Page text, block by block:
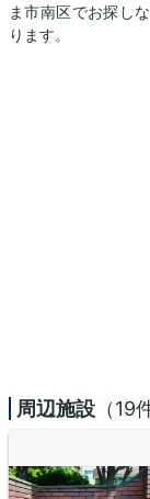
ま市南区でお探し
ります。
周辺施設 （19